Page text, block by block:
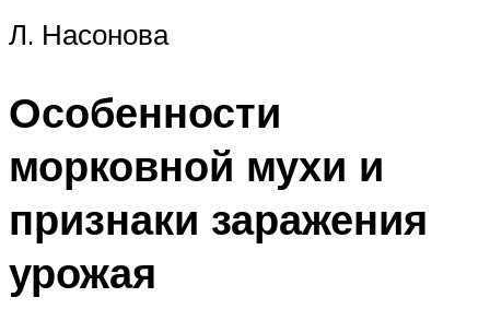
Л. Насонова
Особенности
морковной мухи и
признаки заражения
урожая